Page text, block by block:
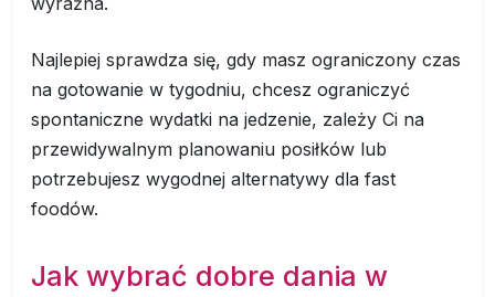
Najlepiej sprawdza się, gdy masz ograniczony czas
na gotowanie w tygodniu, chcesz ograniczyć
spontaniczne wydatki na jedzenie, zależy Ci na
przewidywalnym planowaniu posiłków lub
potrzebujesz wygodnej alternatywy dla fast
foodów.
Jak wybrać dobre dania w